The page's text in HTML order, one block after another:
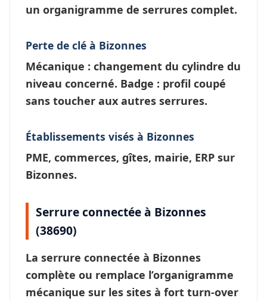
un organigramme de serrures complet.
Perte de clé à Bizonnes
Mécanique : changement du cylindre du
niveau concerné. Badge : profil coupé
sans toucher aux autres serrures.
Établissements visés à Bizonnes
PME, commerces, gîtes, mairie, ERP sur
Bizonnes.
Serrure connectée à Bizonnes
(38690)
La serrure connectée à Bizonnes
complète ou remplace l’organigramme
mécanique sur les sites à fort turn-over